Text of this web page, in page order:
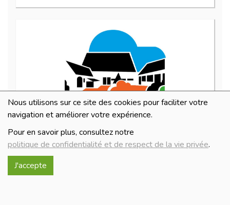
Nous utilisons sur ce site des cookies pour faciliter votre
navigation et améliorer votre expérience.
Pour en savoir plus, consultez notre
politique de confidentialité et de respect de la vie privée.
J'accepte
-